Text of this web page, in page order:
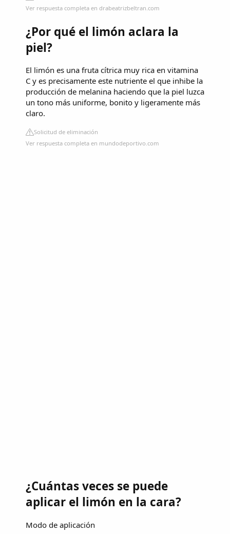
Ver respuesta completa en drabeatrizbeltran.com
¿Por qué el limón aclara la
piel?
El limón es una fruta cítrica muy rica en vitamina
C y es precisamente este nutriente el que inhibe la
producción de melanina haciendo que la piel luzca
un tono más uniforme, bonito y ligeramente más
claro.
Solicitud de eliminación
Ver respuesta completa en mundodeportivo.com
¿Cuántas veces se puede
aplicar el limón en la cara?
Modo de aplicación